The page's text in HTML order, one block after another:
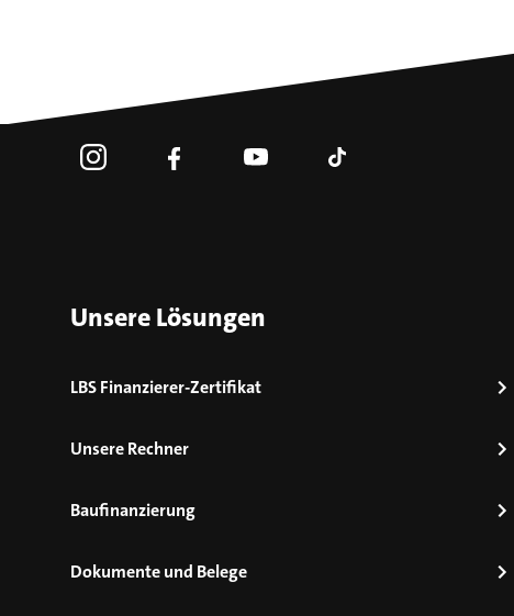
Unsere Lösungen
LBS Finanzierer-Zertifikat
Unsere Rechner
Baufinanzierung
Dokumente und Belege